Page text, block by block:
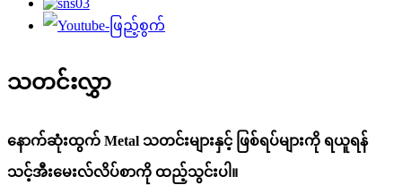
သတင်းလွှာ
နောက်ဆုံးထွက် Metal သတင်းများနှင့် ဖြစ်ရပ်များကို ရယူရန်
သင့်အီးမေးလ်လိပ်စာကို ထည့်သွင်းပါ။